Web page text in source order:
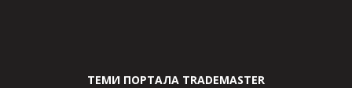
ТЕМИ ПОРТАЛА TRADEMASTER